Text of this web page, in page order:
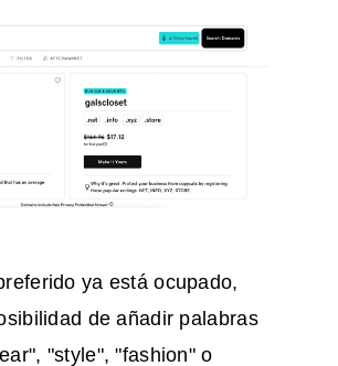
ya está ocupado,
de añadir palabras
"style", "fashion" o